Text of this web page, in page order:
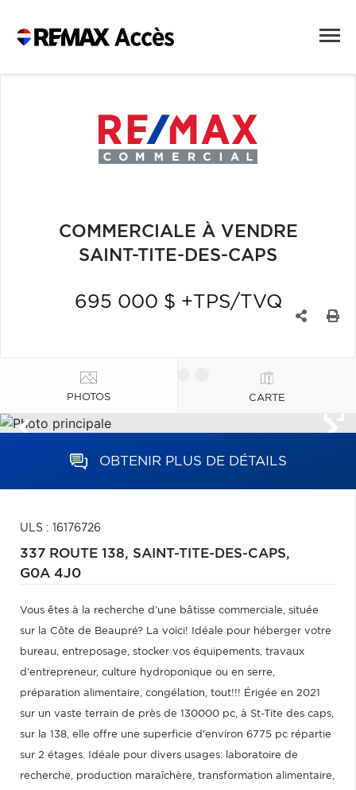
COMMERCIALE À VENDRE
SAINT-TITE-DES-CAPS
695 000 $ +TPS/TVQ
PHOTOS CARTE
OBTENIR PLUS DE DÉTAILS
ULS : 16176726
337 ROUTE 138, SAINT-TITE-DES-CAPS,
G0A 4J0
Vous êtes à la recherche d'une bâtisse commerciale, située
sur la Côte de Beaupré? La voici! Idéale pour héberger votre
bureau, entreposage, stocker vos équipements, travaux
d'entrepreneur, culture hydroponique ou en serre,
préparation alimentaire, congélation, tout!!! Érigée en 2021
sur un vaste terrain de près de 130000 pc, à St-Tite des caps,
sur la 138, elle offre une superficie d'environ 6775 pc répartie
sur 2 étages. Idéale pour divers usages: laboratoire de
recherche, production maraîchère, transformation alimentaire,